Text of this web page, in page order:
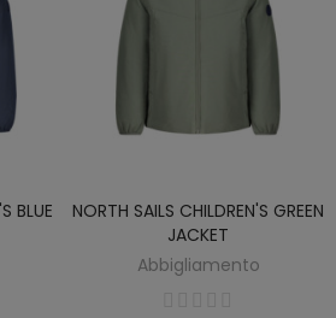
BLUE
NORTH SAILS CHILDREN'S GREEN
JACKET
Abbigliamento